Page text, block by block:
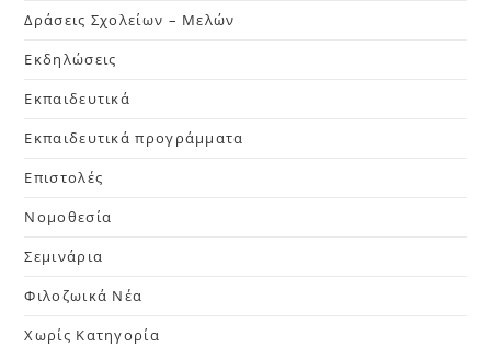
Δράσεις Σχολείων – Μελών
Εκδηλώσεις
Εκπαιδευτικά
Εκπαιδευτικά προγράμματα
Επιστολές
Νομοθεσία
Σεμινάρια
Φιλοζωικά Νέα
Χωρίς Κατηγορία